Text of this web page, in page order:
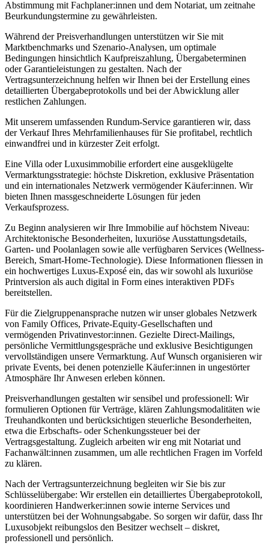
Abstimmung mit Fachplaner:innen und dem Notariat, um zeitnahe
Beurkundungstermine zu gewährleisten.
Während der Preisverhandlungen unterstützen wir Sie mit
Marktbenchmarks und Szenario-Analysen, um optimale
Bedingungen hinsichtlich Kaufpreiszahlung, Übergabeterminen
oder Garantieleistungen zu gestalten. Nach der
Vertragsunterzeichnung helfen wir Ihnen bei der Erstellung eines
detaillierten Übergabeprotokolls und bei der Abwicklung aller
restlichen Zahlungen.
Mit unserem umfassenden Rundum-Service garantieren wir, dass
der Verkauf Ihres Mehrfamilienhauses für Sie profitabel, rechtlich
einwandfrei und in kürzester Zeit erfolgt.
Eine Villa oder Luxusimmobilie erfordert eine ausgeklügelte
Vermarktungsstrategie: höchste Diskretion, exklusive Präsentation
und ein internationales Netzwerk vermögender Käufer:innen. Wir
bieten Ihnen massgeschneiderte Lösungen für jeden
Verkaufsprozess.
Zu Beginn analysieren wir Ihre Immobilie auf höchstem Niveau:
Architektonische Besonderheiten, luxuriöse Ausstattungsdetails,
Garten- und Poolanlagen sowie alle verfügbaren Services (Wellness-
Bereich, Smart-Home-Technologie). Diese Informationen fliessen in
ein hochwertiges Luxus-Exposé ein, das wir sowohl als luxuriöse
Printversion als auch digital in Form eines interaktiven PDFs
bereitstellen.
Für die Zielgruppenansprache nutzen wir unser globales Netzwerk
von Family Offices, Private-Equity-Gesellschaften und
vermögenden Privatinvestor:innen. Gezielte Direct-Mailings,
persönliche Vermittlungsgespräche und exklusive Besichtigungen
vervollständigen unsere Vermarktung. Auf Wunsch organisieren wir
private Events, bei denen potenzielle Käufer:innen in ungestörter
Atmosphäre Ihr Anwesen erleben können.
Preisverhandlungen gestalten wir sensibel und professionell: Wir
formulieren Optionen für Verträge, klären Zahlungsmodalitäten wie
Treuhandkonten und berücksichtigen steuerliche Besonderheiten,
etwa die Erbschafts- oder Schenkungssteuer bei der
Vertragsgestaltung. Zugleich arbeiten wir eng mit Notariat und
Fachanwält:innen zusammen, um alle rechtlichen Fragen im Vorfeld
zu klären.
Nach der Vertragsunterzeichnung begleiten wir Sie bis zur
Schlüsselübergabe: Wir erstellen ein detailliertes Übergabeprotokoll,
koordinieren Handwerker:innen sowie interne Services und
unterstützen bei der Wohnungsabgabe. So sorgen wir dafür, dass Ihr
Luxusobjekt reibungslos den Besitzer wechselt – diskret,
professionell und persönlich.